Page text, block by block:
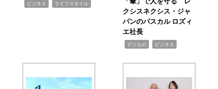
ビジネス ライフスタイル
クシスネクシス・ジャ
パンのパスカル ロズィ
エ社長
デジもの ビジネス